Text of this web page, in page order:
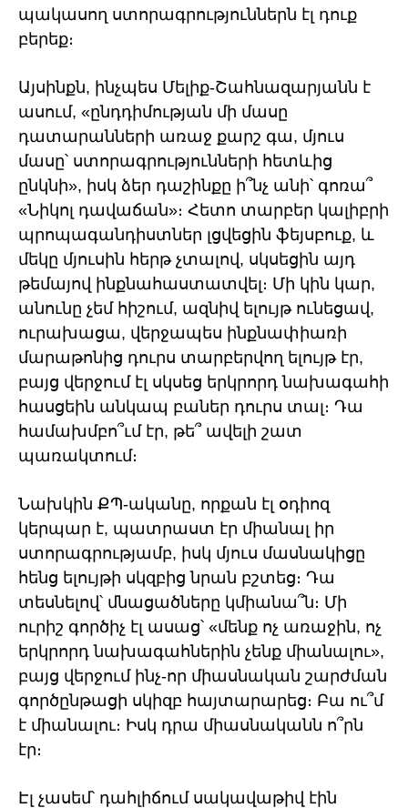
պակասող ստորագրություններն էլ դուք
բերեք։
Այսինքն, ինչպես Մելիք-Շահնազարյանն է
ասում, «ընդդիմության մի մասը
դատարանների առաջ քարշ գա, մյուս
մասը՝ ստորագրությունների հետևից
ընկնի», իսկ ձեր դաշինքը ի՞նչ անի՝ գոռա՞
«Նիկոլ դավաճան»։ Հետո տարբեր կալիբրի
պրոպագանդիստներ լցվեցին ֆեյսբուք, և
մեկը մյուսին հերթ չտալով, սկսեցին այդ
թեմայով ինքնահաստատվել։ Մի կին կար,
անունը չեմ հիշում, ազնիվ ելույթ ունեցավ,
ուրախացա, վերջապես ինքնափիառի
մարաթոնից դուրս տարբերվող ելույթ էր,
բայց վերջում էլ սկսեց երկրորդ նախագահի
հասցեին անկապ բաներ դուրս տալ։ Դա
համախմբո՞ւմ էր, թե՞ ավելի շատ
պառակտում։
Նախկին ՔՊ-ականը, որքան էլ օդիոզ
կերպար է, պատրաստ էր միանալ իր
ստորագրությամբ, իսկ մյուս մասնակիցը
հենց ելույթի սկզբից նրան բշտեց։ Դա
տեսնելով՝ մնացածները կմիանա՞ն։ Մի
ուրիշ գործիչ էլ ասաց՝ «մենք ոչ առաջին, ոչ
երկրորդ նախագահներին չենք միանալու»,
բայց վերջում ինչ-որ միասնական շարժման
գործընթացի սկիզբ հայտարարեց։ Բա ու՞մ
է միանալու։ Իսկ դրա միասնականն ո՞րն
էր։
Էլ չասեմ՝ դահլիճում սակավաթիվ էին